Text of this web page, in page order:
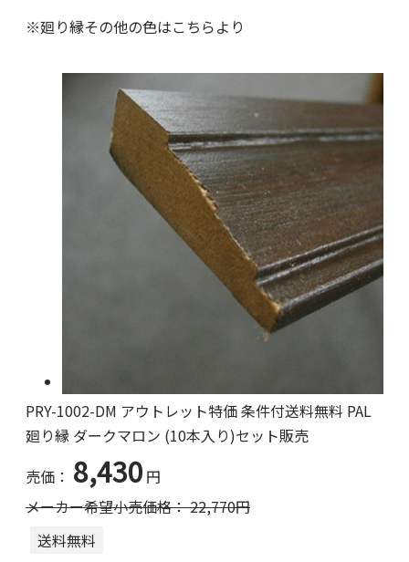
※廻り縁その他の色はこちらより
PRY-1002-DM アウトレット特価 条件付送料無料 PAL
廻り縁 ダークマロン (10本入り)セット販売
売価： 8,430 円
メーカー希望小売価格：22,770円
送料無料